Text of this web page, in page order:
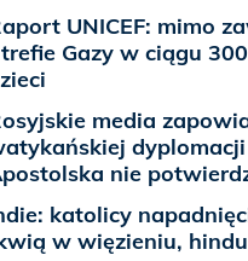
UNICEF: mimo
Gazy w ciągu
media
nie
katolicy
w więzieniu,